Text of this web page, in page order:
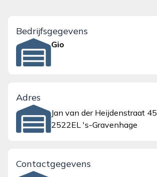
Bedrijfsgegevens
Gio
Adres
Jan van der Heijdenstraat 45
2522EL 's-Gravenhage
Contactgegevens